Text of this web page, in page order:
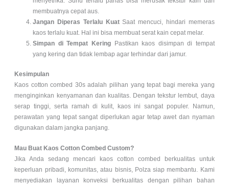
membuatnya cepat aus.
Jangan Diperas Terlalu Kuat Saat mencuci, hindari memeras
kaos terlalu kuat. Hal ini bisa membuat serat kain cepat melar.
Simpan di Tempat Kering
Pastikan kaos disimpan di tempat
yang kering dan tidak lembap agar terhindar dari jamur.
Kesimpulan
Kaos cotton combed 30s adalah pilihan yang tepat bagi mereka yang
menginginkan kenyamanan dan kualitas. Dengan tekstur lembut, daya
serap tinggi, serta ramah di kulit, kaos ini sangat populer. Namun,
perawatan yang tepat sangat diperlukan agar tetap awet dan nyaman
digunakan dalam jangka panjang.
Mau Buat Kaos Cotton Combed Custom?
Jika Anda sedang mencari kaos cotton combed berkualitas untuk
keperluan pribadi, komunitas, atau bisnis, Polza siap membantu. Kami
menyediakan layanan konveksi berkualitas dengan pilihan bahan